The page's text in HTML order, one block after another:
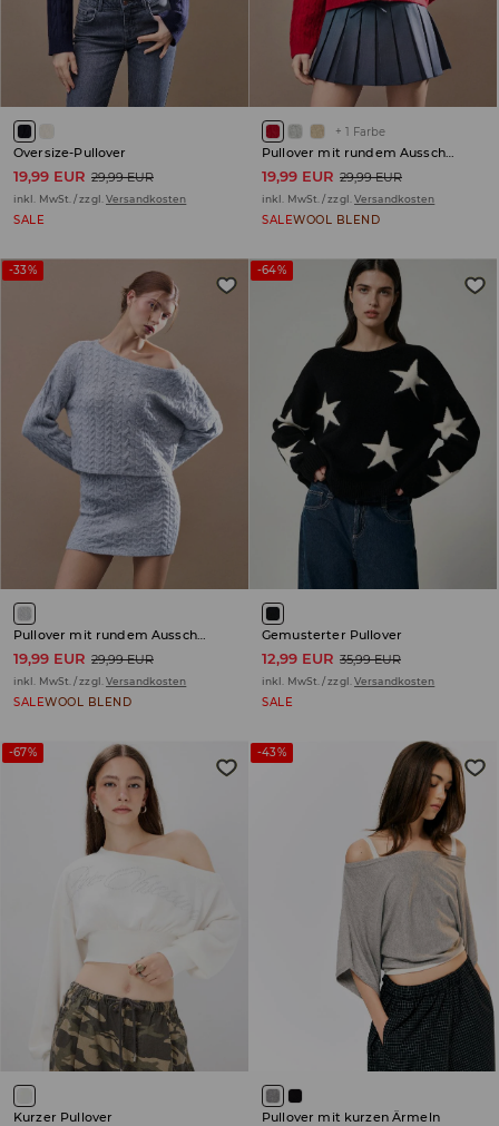
Oversize-Pullover
19,99 EUR 29,99 EUR
inkl. MwSt. / zzgl.Versandkosten
SALE
+ 1 Farbe
Pullover mit rundem Ausschnitt
19,99 EUR 29,99 EUR
inkl. MwSt. / zzgl.Versandkosten
SALEWOOL BLEND
-33%
Pullover mit rundem Ausschnitt
19,99 EUR 29,99 EUR
inkl. MwSt. / zzgl. Versandkosten
SALEWOOL BLEND
-64%
Gemusterter Pullover
12,99 EUR 35,99 EUR
inkl. MwSt. / zzgl. Versandkosten
SALE
-67%
Kurzer Pullover
-43%
Pullover mit kurzen Ärmeln